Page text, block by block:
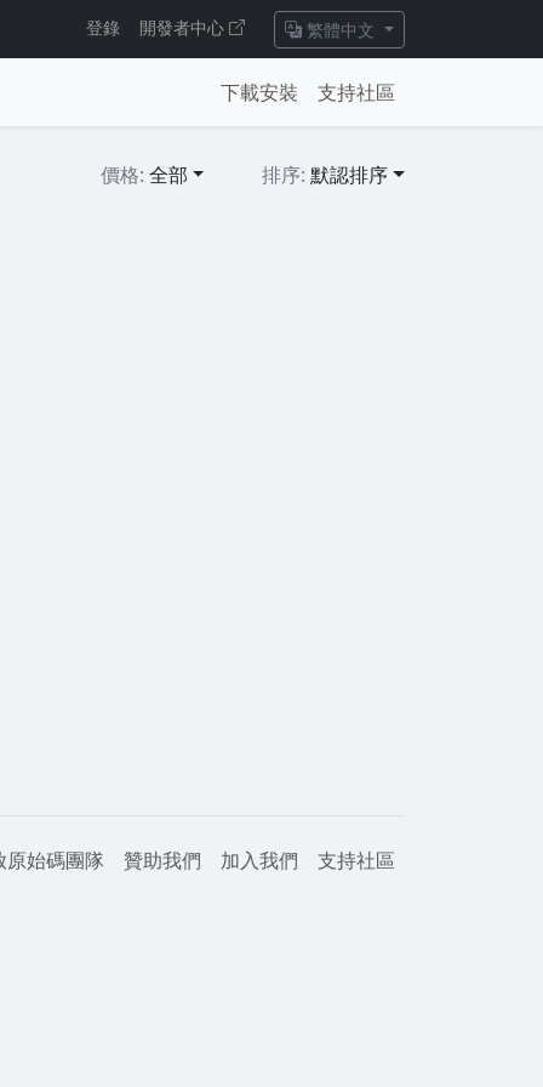
登錄 開發者中心 繁體中文
下載安裝 支持社區
價格: 全部 排序:默認排序
原始碼團隊 贊助我們 加入我們 支持社區